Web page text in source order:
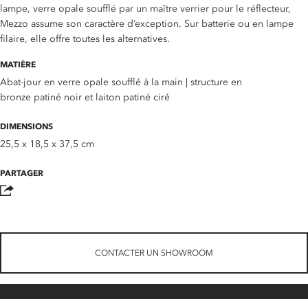
lampe, verre opale soufflé par un maître verrier pour le réflecteur,
Mezzo assume son caractère d’exception. Sur batterie ou en lampe
filaire, elle offre toutes les alternatives.
MATIÈRE
Abat-jour en verre opale soufflé à la main | structure en
bronze patiné noir et laiton patiné ciré
DIMENSIONS
25,5 x 18,5 x 37,5 cm
PARTAGER
CONTACTER UN SHOWROOM